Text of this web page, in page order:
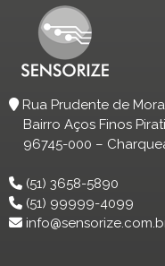
Rua Prudente de
Bairro Aços Finos
96745-000 –
(51) 3658-5890
(51) 99999-4099